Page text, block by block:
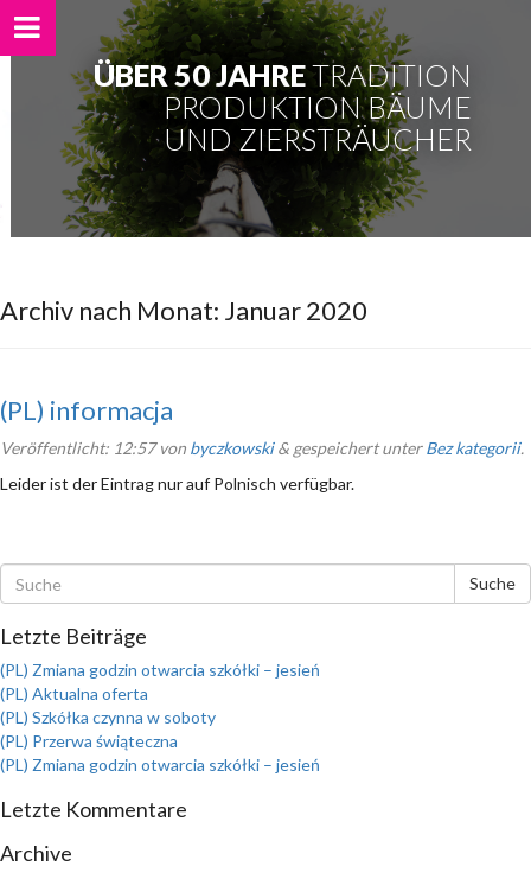
ÜBER 50 JAHRETRADITION
PRODUKTION BÄUME
UND ZIERSTRÄUCHER
Archiv nach Monat: Januar 2020
(PL) informacja
Veröffentlicht: 12:57von byczkowski & gespeichert unterBez kategorii.
Leider ist der Eintrag nur auf Polnisch verfügbar.
Suche
Letzte Beiträge
(PL) Zmiana godzin otwarcia szkółki – jesień
(PL) Aktualna oferta
(PL) Szkółka czynna w soboty
(PL) Przerwa świąteczna
(PL) Zmiana godzin otwarcia szkółki – jesień
Letzte Kommentare
Archive